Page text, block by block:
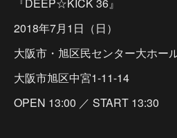
2018年7月1日（日）
大阪市・旭区民センター大ホー
大阪市旭区中宮1-11-14
OPEN 13:00 ／ START 13:30